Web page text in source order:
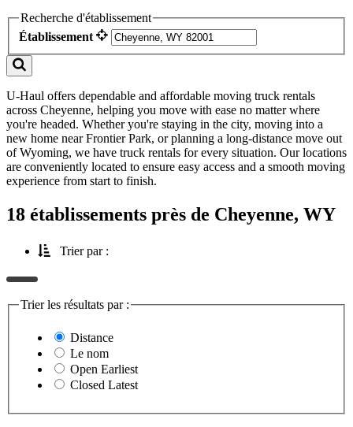
Recherche d'établissement
Établissement
U-Haul offers dependable and affordable moving truck rentals
across Cheyenne, helping you move with ease no matter where
you're headed. Whether you're staying in the city, moving into a
new home near Frontier Park, or planning a long-distance move out
of Wyoming, we have truck rentals for every situation. Our locations
are conveniently located to ensure easy access and a smooth moving
experience from start to finish.
18 établissements près de Cheyenne, WY
Trier par :
Trier les résultats par :
Distance
Le nom
Open Earliest
Closed Latest